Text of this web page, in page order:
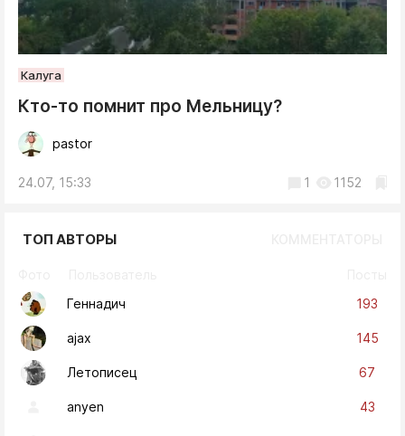
Калуга
Кто-то помнит про Мельницу?
pastor
24.07, 15:33 1 1152
ТОП АВТОРЫ
Геннадич
193
ajax 145
Летописец 67
anyen 43